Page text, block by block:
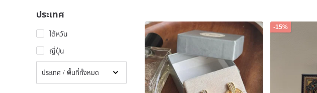
ประเทศ
ไต้หวัน
ญี่ปุ่น
ประเทศ / พื้นที่ทั้งหมด
-15%